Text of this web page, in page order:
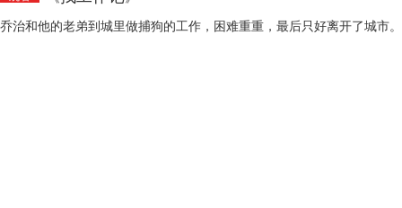
乔治和他的老弟到城里做捕狗的工作，困难重重，最后只好离开了城市。